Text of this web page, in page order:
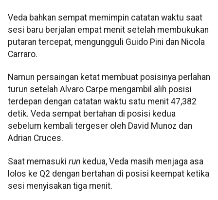
Veda bahkan sempat memimpin catatan waktu saat
sesi baru berjalan empat menit setelah membukukan
putaran tercepat, mengungguli Guido Pini dan Nicola
Carraro.
Namun persaingan ketat membuat posisinya perlahan
turun setelah Alvaro Carpe mengambil alih posisi
terdepan dengan catatan waktu satu menit 47,382
detik. Veda sempat bertahan di posisi kedua
sebelum kembali tergeser oleh David Munoz dan
Adrian Cruces.
Saat memasuki run kedua, Veda masih menjaga asa
lolos ke Q2 dengan bertahan di posisi keempat ketika
sesi menyisakan tiga menit.